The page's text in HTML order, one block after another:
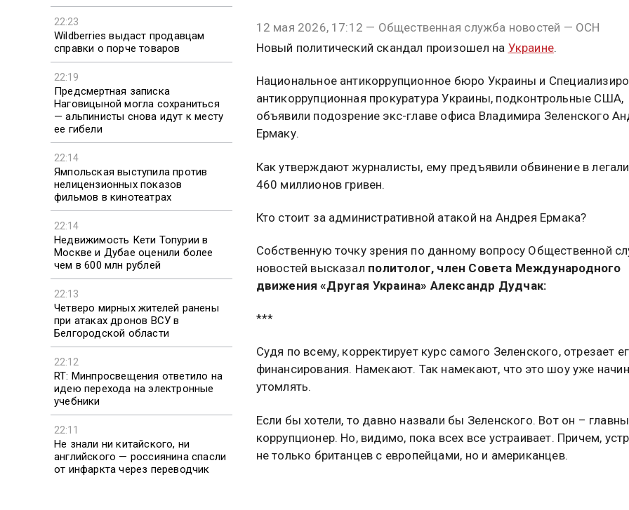
22:23
Wildberries выдаст продавцам
справки о порче товаров
22:19
Предсмертная записка
Наговицыной могла сохраниться
— альпинисты снова идут к месту
ее гибели
22:14
Ямпольская выступила против
нелицензионных показов
фильмов в кинотеатрах
22:14
Недвижимость Кети Топурии в
Москве и Дубае оценили более
чем в 600 млн рублей
22:13
Четверо мирных жителей ранены
при атаках дронов ВСУ в
Белгородской области
22:12
RT: Минпросвещения ответило на
идею перехода на электронные
учебники
22:11
Не знали ни китайского, ни
английского — россиянина спасли
от инфаркта через переводчик
12 мая 2026, 17:12 — Общественная служба новостей — ОСН
Новый политический скандал произошел на Украине.
Национальное антикоррупционное бюро Украины и
антикоррупционная прокуратура Украины, подконтрольные США,
объявили подозрение экс-главе офиса Владимира Зеленского
Ермаку.
Как утверждают журналисты, ему предъявили обвинение в
460 миллионов гривен.
Кто стоит за административной атакой на Андрея Ермака?
Собственную точку зрения по данному вопросу Общественной
новостей высказал политолог, член Совета Международного
движения «Другая Украина» Александр Дудчак:
***
Судя по всему, корректирует курс самого Зеленского, отрезает
финансирования. Намекают. Так намекают, что это шоу уже
утомлять.
Если бы хотели, то давно назвали бы Зеленского. Вот он –
коррупционер. Но, видимо, пока всех все устраивает. Причем,
не только британцев с европейцами, но и американцев.